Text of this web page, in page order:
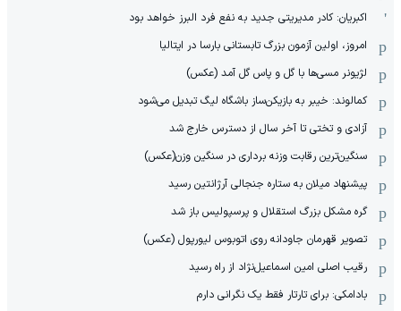
اکبریان: کادر مدیریتی جدید به نفع فرد البرز خواهد بود
امروز، اولین آزمون بزرگ تابستانی بارسا در ایتالیا
لژیونر مسی‌ها با گل و پاس گل آمد (عکس)
کمالوند: خیبر به بازیکن‌ساز باشگاه لیگ تبدیل می‌شود
آزادی و تختی تا آخر سال از دسترس خارج شد
سنگین‌ترین رقابت وزنه برداری در سنگین وزن(عکس)
پیشنهاد میلان به ستاره جنجالی آرژانتین رسید
گره مشکل بزرگ استقلال و پرسپولیس باز شد
تصویر قهرمان جاودانه روی اتوبوس لیورپول (عکس)
رقیب اصلی امین اسماعیل‌نژاد از راه رسید
بادامکی: برای تارتار فقط یک نگرانی دارم